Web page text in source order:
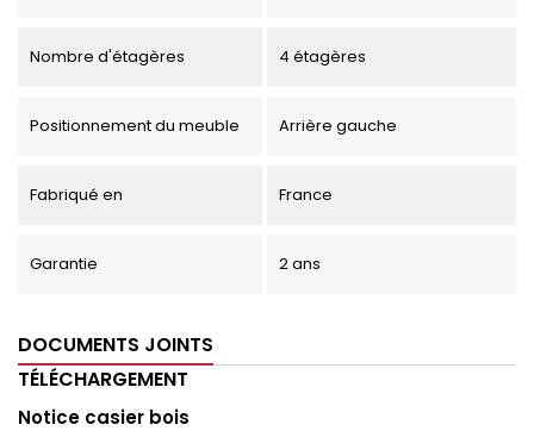
Nombre d'étagères 4 étagères
Positionnement du meuble Arrière gauche
Fabriqué en France
Garantie 2 ans
DOCUMENTS JOINTS
TÉLÉCHARGEMENT
Notice casier bois